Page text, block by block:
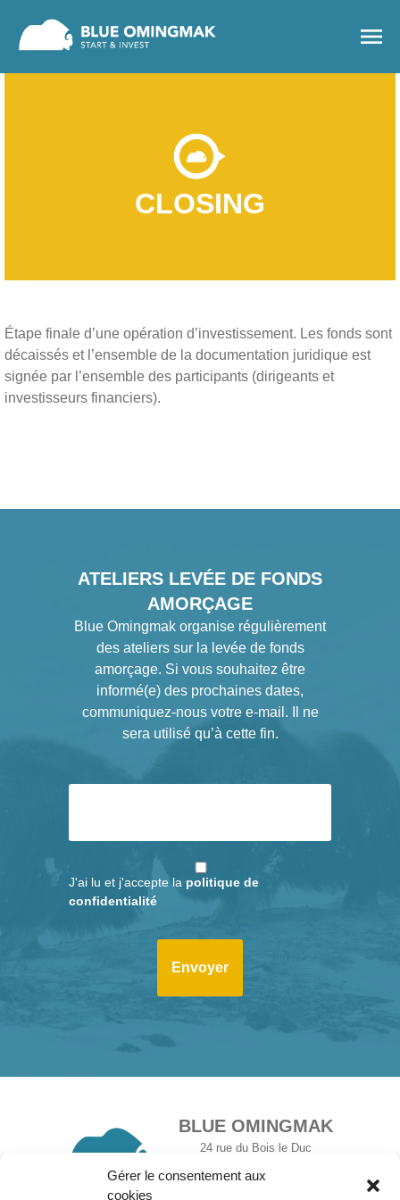
Gérer le consentement aux
cookies
menu
CLOSING
Étape finale d’une opération d’investissement. Les fonds sont
décaissés et l’ensemble de la documentation juridique est
signée par l’ensemble des participants (dirigeants et
investisseurs financiers).
ATELIERS LEVÉE DE FONDS
AMORÇAGE
Blue Omingmak organise régulièrement
des ateliers sur la levée de fonds
amorçage. Si vous souhaitez être
informé(e) des prochaines dates,
communiquez-nous votre e-mail. Il ne
sera utilisé qu’à cette fin.
J'ai lu et j'accepte la politique de
confidentialité
BLUE OMINGMAK
24 rue du Bois le Duc
+33 6 27 59 23 71